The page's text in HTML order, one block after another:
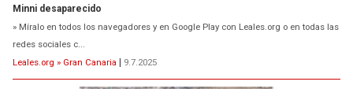
Minni desaparecido
» Míralo en todos los navegadores y en Google Play con Leales.org o en todas las
redes sociales c...
Leales.org » Gran Canaria | 9.7.2025